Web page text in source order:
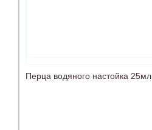
Перца водяного настойка 25мл